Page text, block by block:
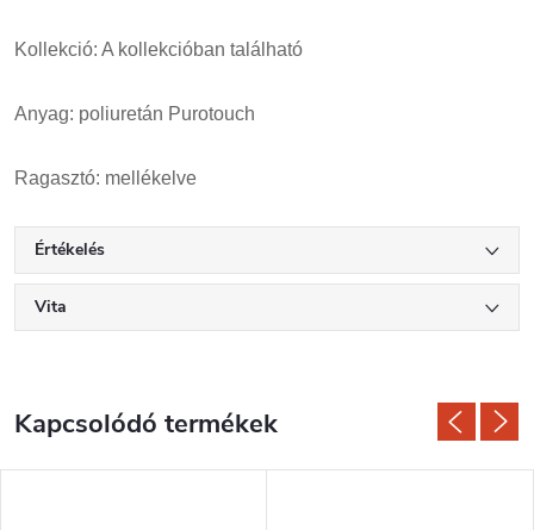
Kollekció: A kollekcióban található
Anyag: poliuretán Purotouch
Ragasztó: mellékelve
Értékelés
Vita
Kapcsolódó termékek